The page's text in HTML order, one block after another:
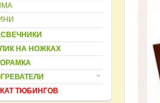
НА НОЖКАХ
ТЮБИНГОВ